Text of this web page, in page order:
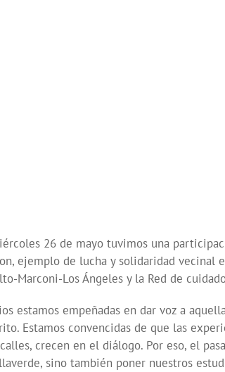
26 de mayo tuvimos una
ejemplo de lucha y solidaridad vecinal
Marconi-Los Ángeles y la Red de
estamos empeñadas en dar voz a
Estamos convencidas de que las
crecen en el diálogo. Por eso, el
sino también poner nuestros